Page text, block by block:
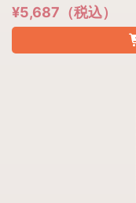
¥5,687（税込）